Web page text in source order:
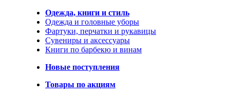
Одежда, книги и стиль
Одежда и головные уборы
Фартуки, перчатки и рукавицы
Сувениры и аксессуары
Книги по барбекю и винам
Новые поступления
Товары по акциям